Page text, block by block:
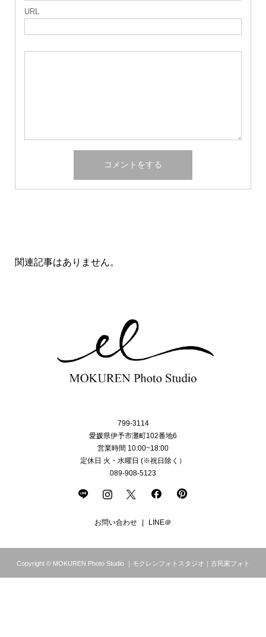
URL
関連記事はありません。
799-3114
愛媛県伊予市灘町102番地6
営業時間 10:00~18:00
定休日 火・水曜日 (※祝日除く）
089-908-5123
お問い合わせ LINE＠
Copyright © MOKUREN Photo Studio ｜モクレンフォトスタジオ｜古民家フォト